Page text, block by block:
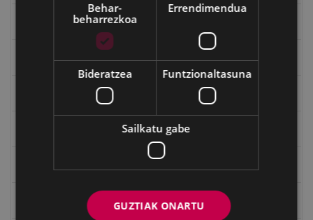
Kultura egitaraua
"Gure Herria" aldizkaria
Txostenak eta dokumentuak
Eibarko Bideoteka
Behar-
beharrezkoa
Errendimendua
Bideratzea Funtzionaltasuna
Sailkatu gabe
GUZTIAK ONARTU